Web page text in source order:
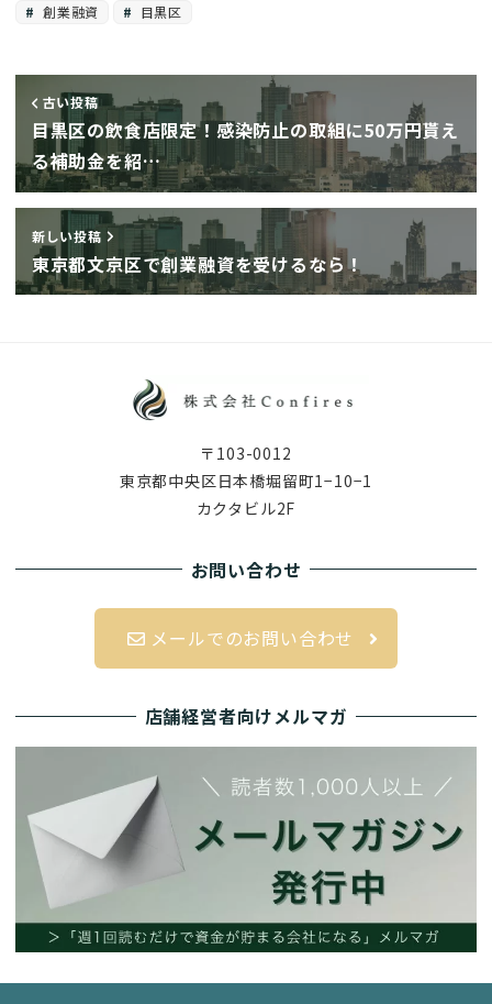
創業融資 目黒区
古い投稿
目黒区の飲食店限定！感染防止の取組に50万円貰え
る補助金を紹…
新しい投稿
東京都文京区で創業融資を受けるなら！
〒103-0012
東京都中央区日本橋堀留町1−10−1
カクタビル2F
お問い合わせ
メールでのお問い合わせ
店舗経営者向けメルマガ